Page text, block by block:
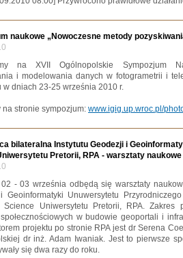
naukowe „Nowoczesne metody
na XVII Ogólnopolskie Sympozjum
i modelowania danych w fotogrametrii i
w dniach 23-25 września 2010 r.
na stronie sympozjum: www.igig.up.wroc.pl/
bilateralna Instytutu Geodezji i
Pretorii, RPA - warsztaty naukowe
- 03 września odbędą się warsztaty
Geoinformatyki Unuwersytetu
Science Uniwersytetu Pretorii, RPA. Zakres
w budowie geoportali i
projektu po stronie RPA jest dr Serena
dr inż. Adam Iwaniak. Jest to pierwsze
się dwa razy do roku.